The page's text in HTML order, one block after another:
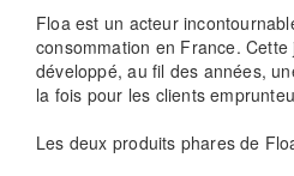
Floa est un acteur
consommation en France. Cette
développé, au fil des années,
la fois pour les clients
Les deux produits phares de